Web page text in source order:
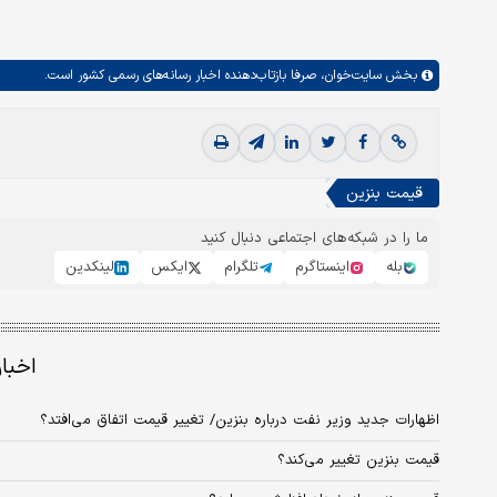
بخش سایت‌خوان، صرفا بازتاب‌دهنده اخبار رسانه‌های رسمی کشور است.
قیمت بنزین
ما را در شبکه‌های اجتماعی دنبال کنید
بله
اینستاگرم تلگرام ایکس لینکدین
اظهارات جدید وزیر نفت درباره بنزین/ تغییر قیمت اتفاق می‌افتد؟
قیمت بنزین تغییر می‌کند؟